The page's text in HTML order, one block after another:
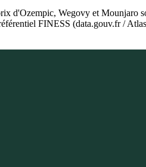
d'Ozempic, Wegovy et Mounjaro
FINESS (data.gouv.fr /